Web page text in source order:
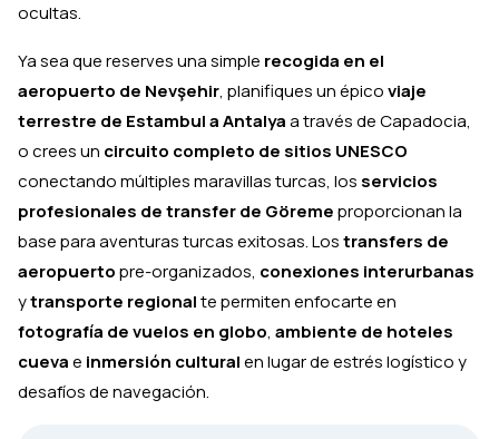
ocultas.
Ya sea que reserves una simple recogida en el
aeropuerto de Nevşehir, planifiques un épicoviaje
terrestre de Estambul a Antalyaa través de Capadocia,
o crees un circuito completo de sitios UNESCO
conectando múltiples maravillas turcas, los servicios
profesionales de transfer de Göremeproporcionan la
base para aventuras turcas exitosas. Lostransfers de
aeropuertopre-organizados, conexiones interurbanas
ytransporte regionalte permiten enfocarte en
fotografía de vuelos en globo, ambiente de hoteles
cuevae inmersión culturalen lugar de estrés logístico y
desafíos de navegación.